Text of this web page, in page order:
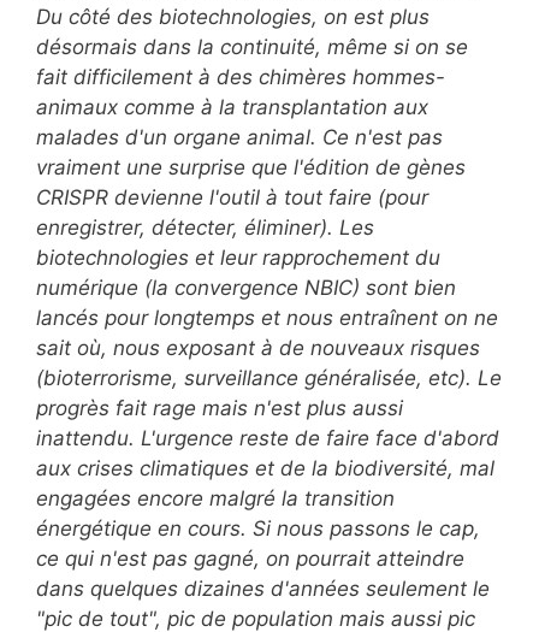
Du côté des biotechnologies, on est plus
désormais dans la continuité, même si on se
fait difficilement à des chimères hommes-
animaux comme à la transplantation aux
malades d'un organe animal. Ce n'est pas
vraiment une surprise que l'édition de gènes
CRISPR devienne l'outil à tout faire (pour
enregistrer, détecter, éliminer). Les
biotechnologies et leur rapprochement du
numérique (la convergence NBIC) sont bien
lancés pour longtemps et nous entraînent on ne
sait où, nous exposant à de nouveaux risques
(bioterrorisme, surveillance généralisée, etc). Le
progrès fait rage mais n'est plus aussi
inattendu. L'urgence reste de faire face d'abord
aux crises climatiques et de la biodiversité, mal
engagées encore malgré la transition
énergétique en cours. Si nous passons le cap,
ce qui n'est pas gagné, on pourrait atteindre
dans quelques dizaines d'années seulement le
"pic de tout", pic de population mais aussi pic